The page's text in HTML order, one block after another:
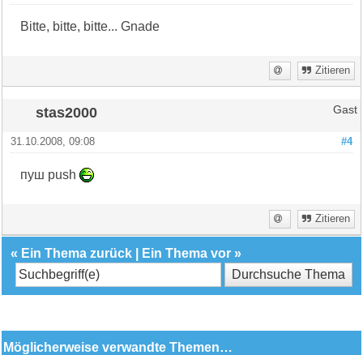
Bitte, bitte, bitte... Gnade
Zitieren
stas2000 Gast
#4
31.10.2008, 09:08
пуш push
Zitieren
« Ein Thema zurück Ein Thema vor »
Möglicherweise verwandte Themen…